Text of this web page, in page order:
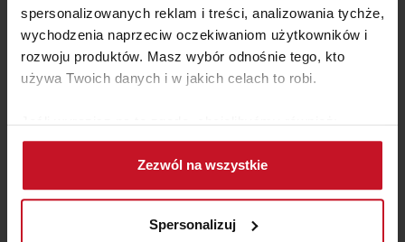
spersonalizowanych reklam i treści, analizowania tychże,
wychodzenia naprzeciw oczekiwaniom użytkowników i
rozwoju produktów. Masz wybór odnośnie tego, kto
używa Twoich danych i w jakich celach to robi.
Jeśli wyrazisz na to zgodę, chcielibyśmy również:
Gromadzić dane dotyczące Twojej lokalizacji
geograficznej z dokładnością nawet do kilku metrów
Identyfikować Twoje urządzenie, aktywnie
(fingerprinting, czyli wirtualny odcisk palca)
Zezwól na wszystkie
Spersonalizuj
LAMPA WISZĄCA BALI
ZAPYTAJ O CENĘ W SALONIE